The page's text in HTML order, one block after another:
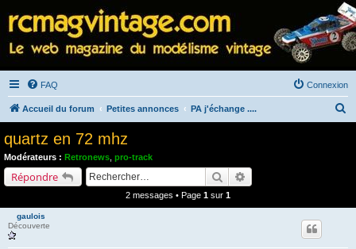
FAQ Connexion
Accueil du forum Petites annonces PA j'échange ....
quartz en 72 mhz
Modérateurs : Retronews pro-track
Répondre Rechercher
2 messages • Page 1 sur 1
gaulois
Découverte